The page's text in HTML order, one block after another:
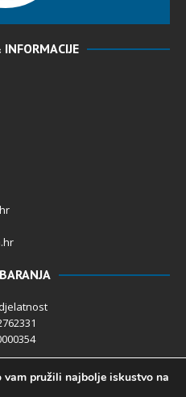
u cijelosti
pružili najbolje iskustvo na